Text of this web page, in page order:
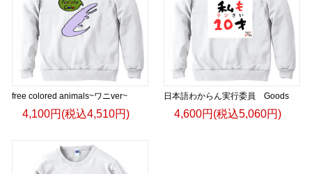
free colored animals~ワニver~
4,100円(税込4,510円)
日本語わからん実行委員 Goods
4,600円(税込5,060円)